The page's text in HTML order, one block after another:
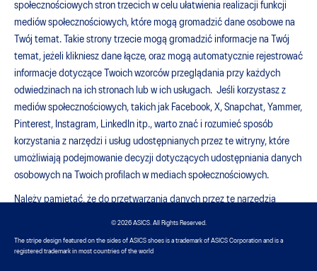
społecznościowych stron trzecich w celu ułatwienia realizacji funkcji
mediów społecznościowych, które mogą gromadzić dane osobowe na
Twój temat. Takie strony trzecie mogą gromadzić informacje na Twój
temat, jeżeli klikniesz dane łącze, oraz mogą automatycznie rejestrować
informacje dotyczące Twoich wzorców przeglądania przy każdych
odwiedzinach na ich stronach lub w ich usługach. Jeśli korzystasz z
mediów społecznościowych, takich jak Facebook, X, Snapchat, Yammer,
Pinterest, Instagram, LinkedIn itp., warto znać i rozumieć sposób
korzystania z narzędzi i usług udostępnianych przez te witryny, które
umożliwiają podejmowanie decyzji dotyczących udostępniania danych
osobowych na Twoich profilach w mediach społecznościowych.
Należy pamiętać, że do przetwarzania danych przez te narzędzia
zachęcamy do zapoznania się z właściwymi oświadczeniami o ochronie
© 2026 ASICS. All Rights Reserved.
The stripe design featured on the sides of ASICS shoes is a trademark of ASICS Corporation and is a
registered trademark in most countries of the world